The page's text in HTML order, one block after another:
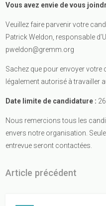
Vous avez envie de vous
Veuillez faire parvenir votre
Patrick Weldon, responsable
pweldon@gremm.org
Sachez que pour envoyer votre
légalement autorisé à travailler
Date limite de candidature :
Nous remercions tous les
envers notre organisation.
entrevue seront contactées.
Article précédent